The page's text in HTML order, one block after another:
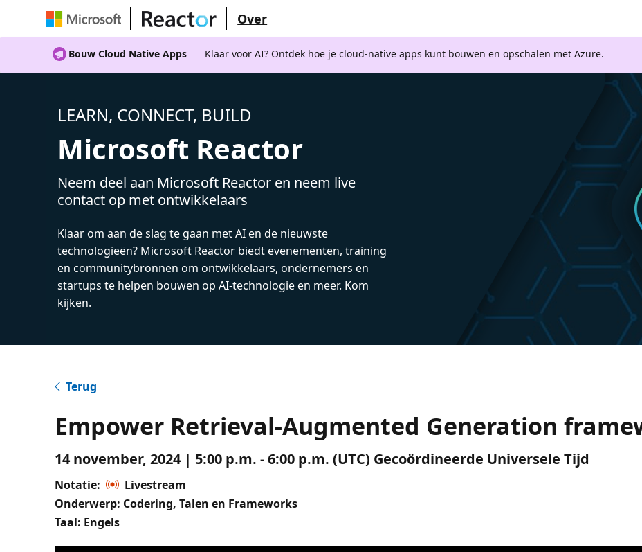
Over
Bouw Cloud Native Apps Klaar voor AI? Ontdek hoe je cloud-native apps kunt bouwen en opschalen met Azure.
LEARN, CONNECT, BUILD
Microsoft Reactor
Neem deel aan Microsoft Reactor en neem live
contact op met ontwikkelaars
Klaar om aan de slag te gaan met AI en de nieuwste
technologieën? Microsoft Reactor biedt evenementen, training
en communitybronnen om ontwikkelaars, ondernemers en
startups te helpen bouwen op AI-technologie en meer. Kom
kijken.
Terug
Empower Retrieval-Augmented Generation
14 november, 2024 | 5:00 p.m. - 6:00 p.m. (UTC) Gecoördineerde Universele Tijd
Notatie:
Livestream
Onderwerp: Codering, Talen en Frameworks
Taal: Engels